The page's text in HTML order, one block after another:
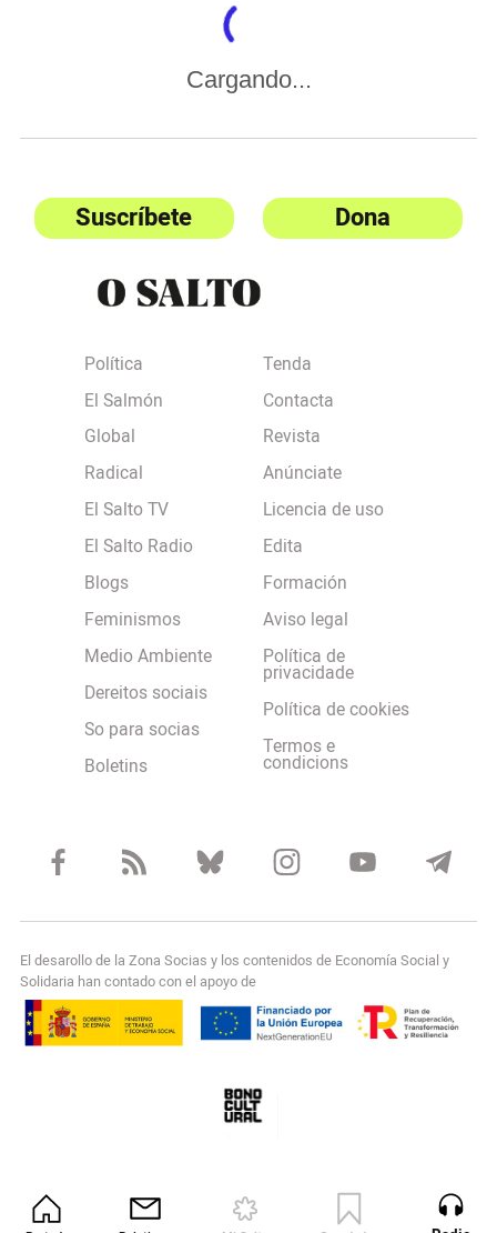
Cargando...
Suscríbete Dona
Política
El Salmón
Global
Radical
El Salto TV
El Salto Radio
Blogs
Feminismos
Medio Ambiente
Dereitos sociais
So para socias
Boletins
Tenda
Contacta
Revista
Anúnciate
Licencia de uso
Edita
Formación
Aviso legal
Política de
privacidade
Política de cookies
Termos e
condicions
El desarollo de la Zona Socias y los contenidos de Economía Social y
Solidaria han contado con el apoyo de